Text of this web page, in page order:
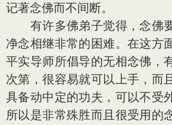
记著念佛而不间断。
有许多佛弟子觉得，念佛要
净念相继非常的困难。在这方
平实导师所倡导的无相念佛，
次第，很容易就可以上手，而
具备动中定的功夫，可以不受
所以是非常殊胜而且很受用的